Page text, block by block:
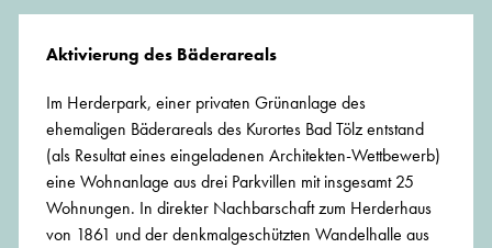
Aktivierung des Bäderareals
Im Herderpark, einer privaten Grünanlage des
ehemaligen Bäderareals des Kurortes Bad Tölz entstand
(als Resultat eines eingeladenen Architekten-Wettbewerb)
eine Wohnanlage aus drei Parkvillen mit insgesamt 25
Wohnungen. In direkter Nachbarschaft zum Herderhaus
von 1861 und der denkmalgeschützten Wandelhalle aus